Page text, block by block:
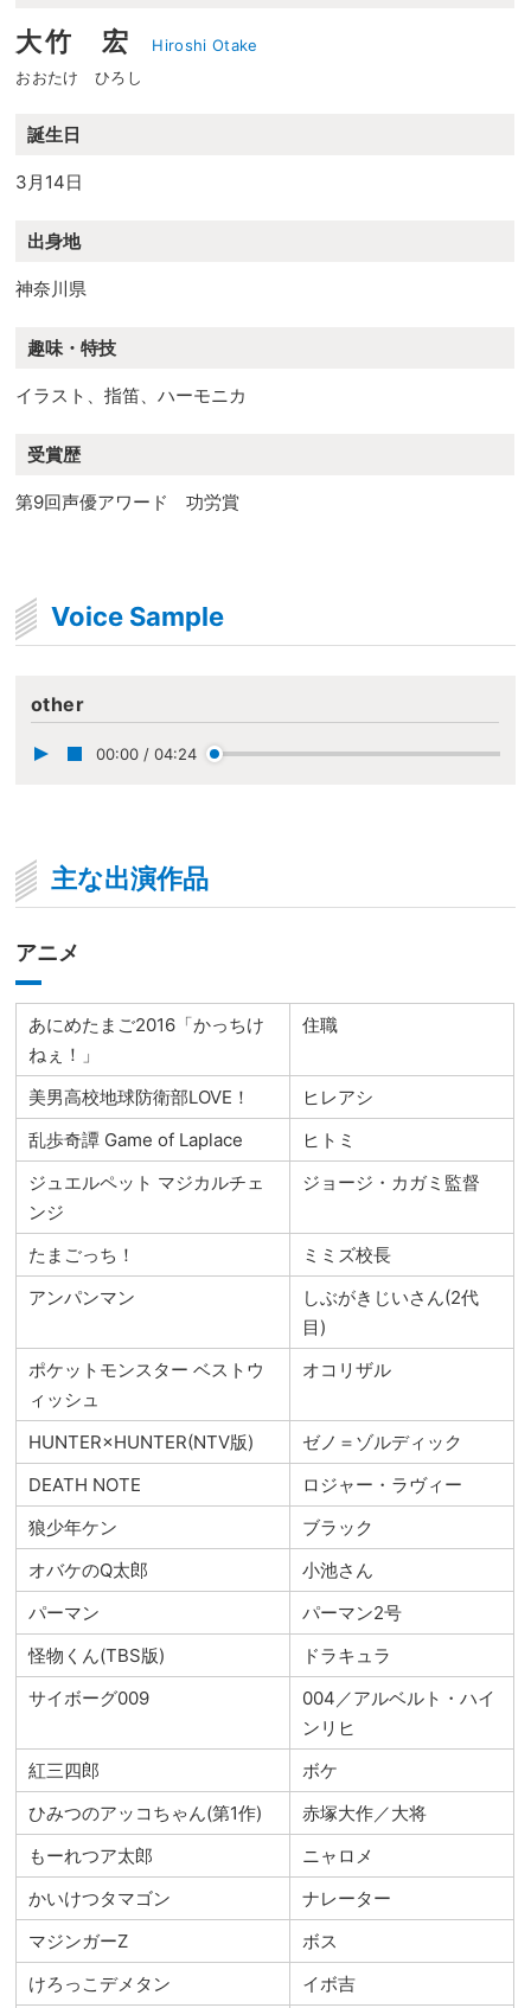
大竹 宏
Hiroshi Otake
おおたけ ひろし
誕生日
3月14日
出身地
神奈川県
趣味・特技
イラスト、指笛、ハーモニカ
受賞歴
第9回声優アワード 功労賞
Voice Sample
other
00:00 / 04:24
主な出演作品
アニメ
あにめたまご2016「かっちけ
ねぇ！」
住職
美男高校地球防衛部LOVE！
ヒレアシ
乱歩奇譚 Game of Laplace
ヒトミ
ジュエルペット マジカルチェ
ンジ
ジョージ・カガミ監督
たまごっち！
ミミズ校長
アンパンマン
しぶがきじいさん(2代
目)
ポケットモンスター ベストウ
ィッシュ
オコリザル
HUNTER×HUNTER(NTV版)
ゼノ＝ゾルディック
DEATH NOTE
ロジャー・ラヴィー
狼少年ケン
ブラック
オバケのQ太郎
小池さん
パーマン
パーマン2号
怪物くん(TBS版)
ドラキュラ
サイボーグ009
004／アルベルト・ハイ
ンリヒ
紅三四郎
ボケ
ひみつのアッコちゃん(第1作)
赤塚大作／大将
もーれつア太郎
ニャロメ
かいけつタマゴン
ナレーター
マジンガーZ
ボス
けろっこデメタン
イボ吉